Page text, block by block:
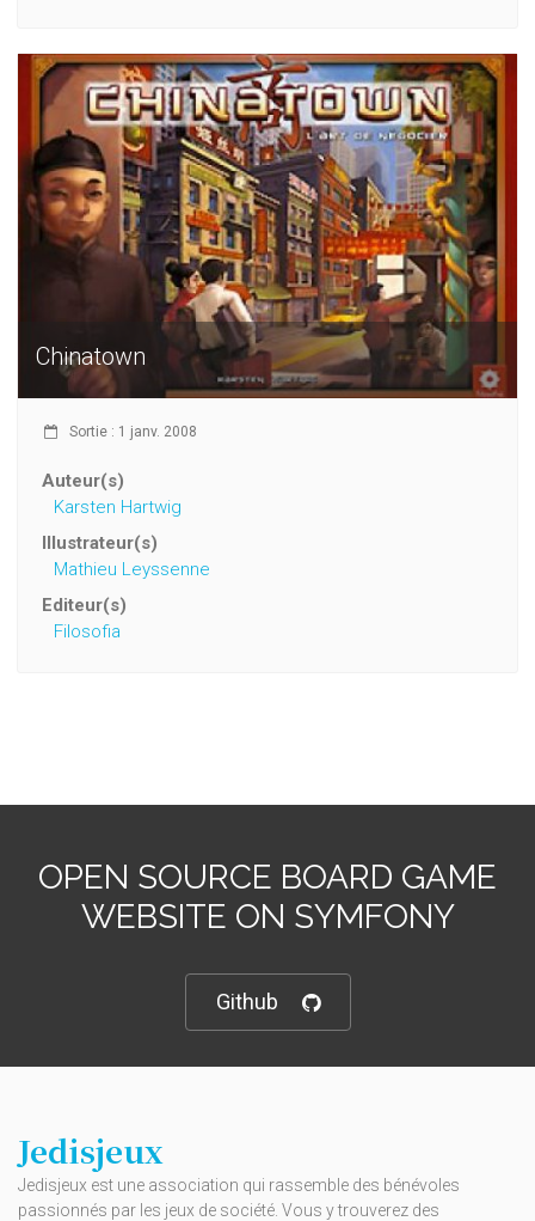
Chinatown
Sortie : 1 janv. 2008
Auteur(s)
Karsten Hartwig
Illustrateur(s)
Mathieu Leyssenne
Editeur(s)
Filosofia
OPEN SOURCE BOARD GAME
WEBSITE ON SYMFONY
Github
Jedisjeux
Jedisjeux est une association qui rassemble des bénévoles
passionnés par les jeux de société. Vous y trouverez des